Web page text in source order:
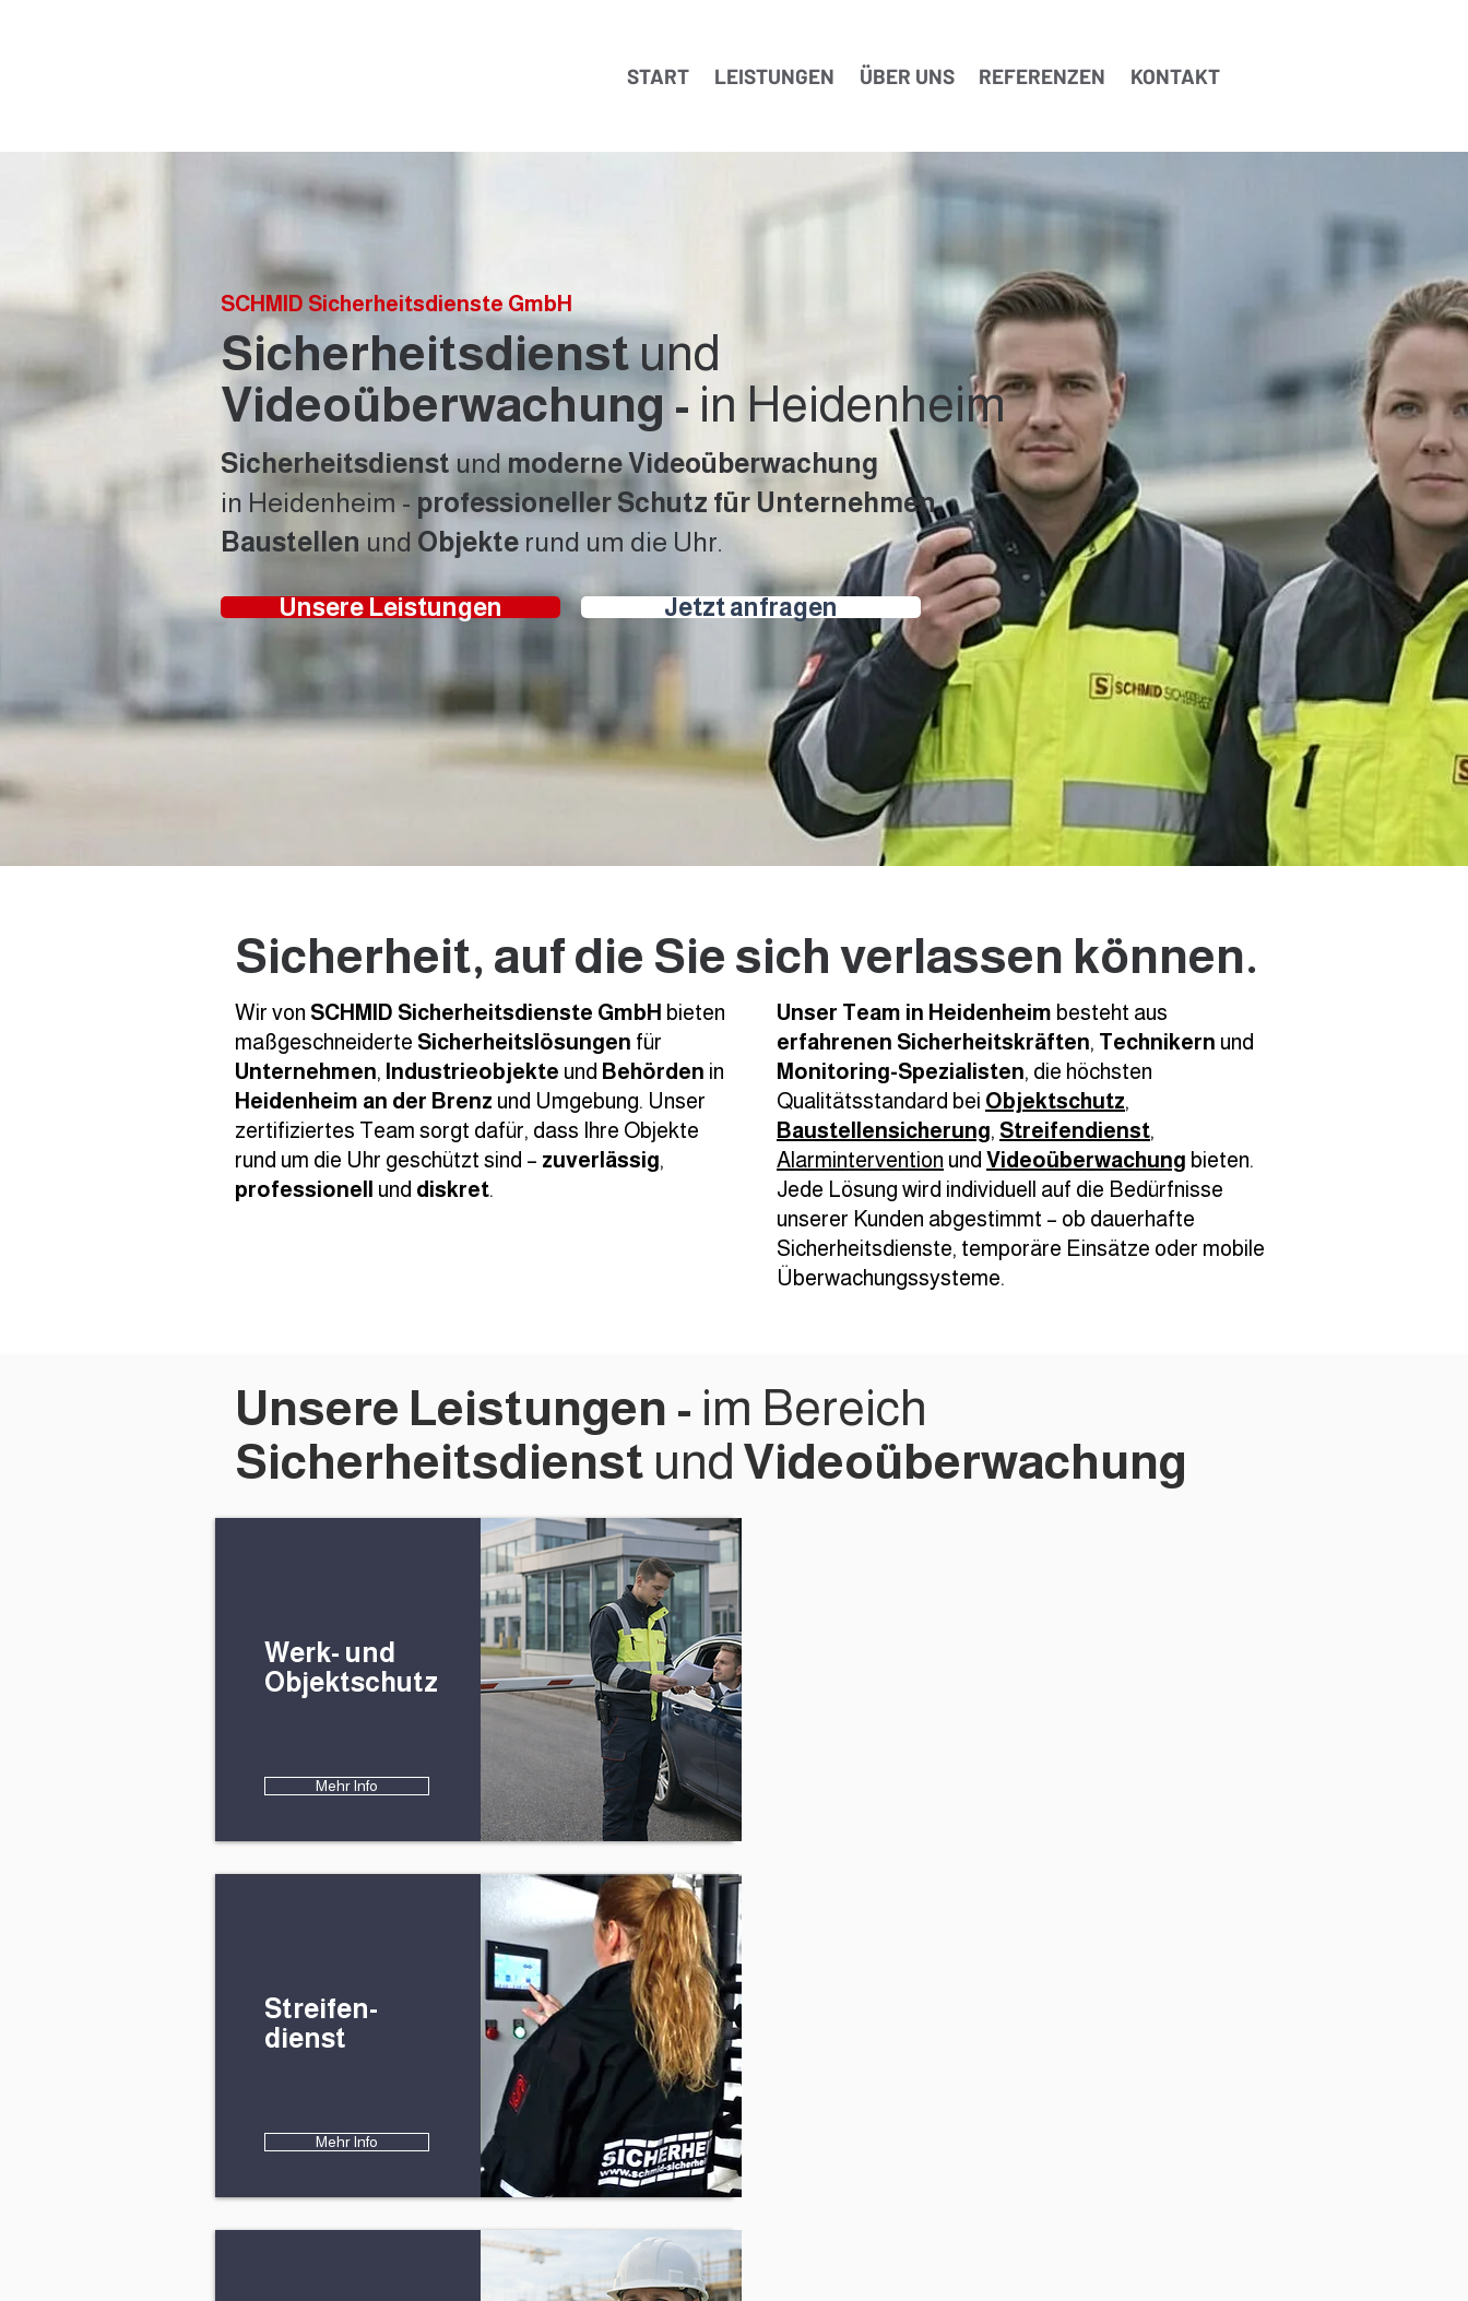
START LEISTUNGEN ÜBER UNS REFERENZEN KONTAKT
SCHMID Sicherheitsdienste GmbH
Sicherheitsdienstund
Videoüberwachung - in Heidenheim
Sicherheitsdienstundmoderne Videoüberwachung
in Heidenheim - professioneller Schutz für Unternehmen,
Baustellenund Objekte rund um die Uhr.
Unsere Leistungen Jetzt anfragen
Sicherheit, auf die Sie sich verlassen können.
Wir von SCHMID Sicherheitsdienste GmbH bieten
maßgeschneiderte Sicherheitslösungen für
Unternehmen, Industrieobjekte und Behörden in
Heidenheim an der Brenz und Umgebung. Unser
zertifiziertes Team sorgt dafür, dass Ihre Objekte
rund um die Uhr geschützt sind – zuverlässig,
professionell
und diskret.
Unser Team in Heidenheim besteht aus
erfahrenen Sicherheitskräften, Technikern und
Monitoring-Spezialisten, die höchsten
Qualitätsstandard bei Objektschutz,
Baustellensicherung, Streifendienst,
Alarmintervention und Videoüberwachung bieten.
Jede Lösung wird individuell auf die Bedürfnisse
unserer Kunden abgestimmt – ob dauerhafte
Sicherheitsdienste, temporäre Einsätze oder mobile
Überwachungssysteme.
Unsere Leistungen - im Bereich
Sicherheitsdienst und Videoüberwachung
Werk- und
Objektschutz
Mehr Info
Streifen-
dienst
Mehr Info